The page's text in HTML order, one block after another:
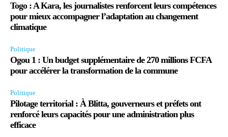
Togo : A Kara, les journalistes renforcent leurs compétences
pour mieux accompagner l’adaptation au changement
climatique
Politique
Ogou 1 : Un budget supplémentaire de 270 millions FCFA
pour accélérer la transformation de la commune
Politique
Pilotage territorial : À Blitta, gouverneurs et préfets ont
renforcé leurs capacités pour une administration plus
efficace